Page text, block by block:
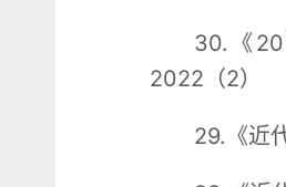
30.《
2022（2）
29.《近